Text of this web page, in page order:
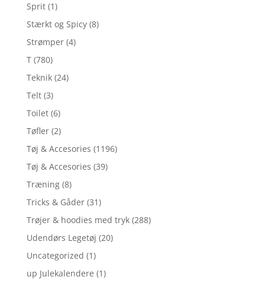
Sprit (1)
Stærkt og Spicy (8)
Strømper (4)
T (780)
Teknik (24)
Telt (3)
Toilet (6)
Tøfler (2)
Tøj & Accesories (1196)
Tøj & Accesories (39)
Træning (8)
Tricks & Gåder (31)
Trøjer & hoodies med tryk (288)
Udendørs Legetøj (20)
Uncategorized (1)
up Julekalendere (1)